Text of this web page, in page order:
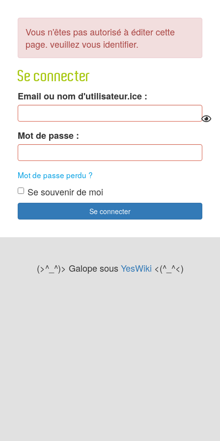
Vous n'êtes pas autorisé à éditer cette
page. veuillez vous identifier.
Se connecter
Email ou nom d'utilisateur.ice
Mot de passe
Mot de passe perdu ?
Se souvenir de moi
Se connecter
(>^_^)> Galope sousYesWiki <(^_^<)